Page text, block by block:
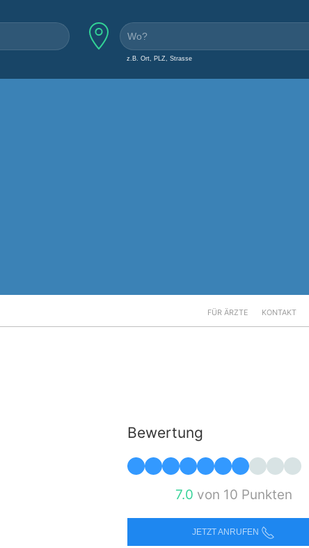
z.B. Ort, PLZ, Strasse
FÜR ÄRZTE KONTAKT
Bewertung
7.0 von 10 Punkten
JETZT ANRUFEN